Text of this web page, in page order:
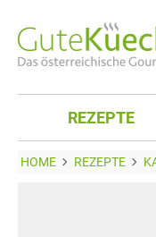
REZEPTE
HOME REZEPTE